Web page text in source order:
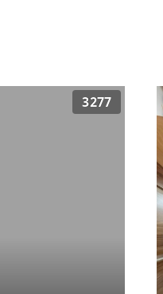
3277